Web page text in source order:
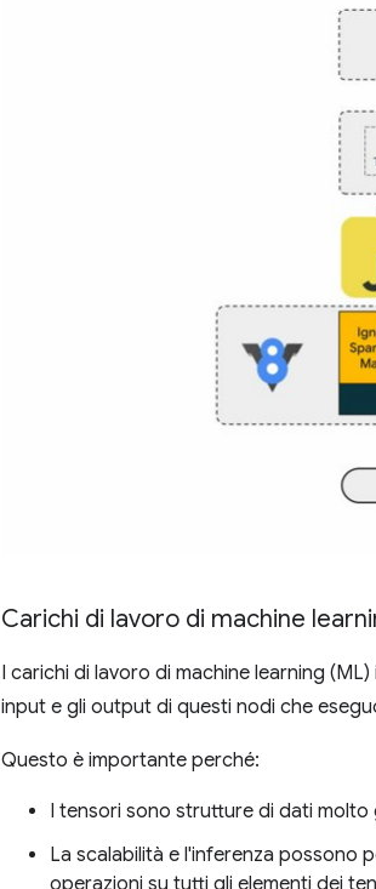
Carichi di lavoro di machine
I carichi di lavoro di machine learning
input e gli output di questi nodi che
Questo è importante perché:
I tensori sono strutture di dati molto
La scalabilità e l'inferenza possono
operazioni su tutti gli elementi dei